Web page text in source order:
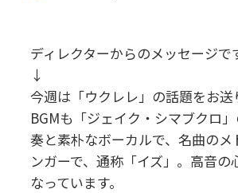
ディレクターからのメッセージで
↓
今週は「ウクレレ」の話題をお
BGMも「ジェイク・シマブクロ
奏と素朴なボーカルで、名曲の
ンガーで、通称「イズ」。高音
なっています。